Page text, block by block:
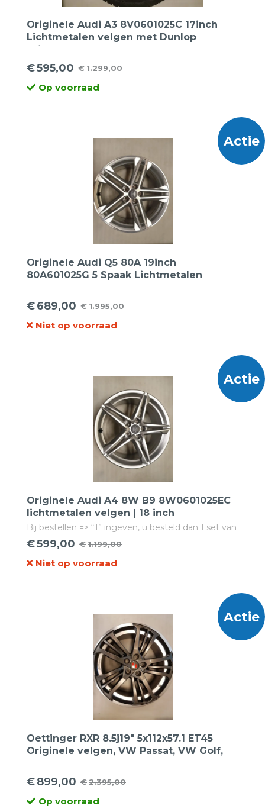
Originele Audi A3 8V0601025C 17inch
Lichtmetalen velgen met Dunlop
Winterbanden
€1.299,00
Oorspronkelijke
prijs
€595,00
Huidige
prijsOp voorraad
Actie
Originele Audi Q5 80A 19inch
80A601025G 5 Spaak Lichtmetalen
€1.995,00
Oorspronkelijke
prijs
€689,00
Huidige
prijs
Niet op voorraad
Actie
Originele Audi A4 8W B9 8W0601025EC
lichtmetalen velgen | 18 inch
Bij bestellen => “1” ingeven, u besteld dan 1 set van
4 velgen!
€1.199,00
Oorspronkelijke
prijs
€599,00
Huidige
prijs
Niet op voorraad
Actie
Oettinger RXR 8.5j19″ 5x112x57.1 ET45
Originele velgen, VW Passat, VW Golf,
Audi A3, Seat Leon, Skoda
€2.395,00
Oorspronkelijke
prijs
€899,00
Huidige
prijsOp voorraad